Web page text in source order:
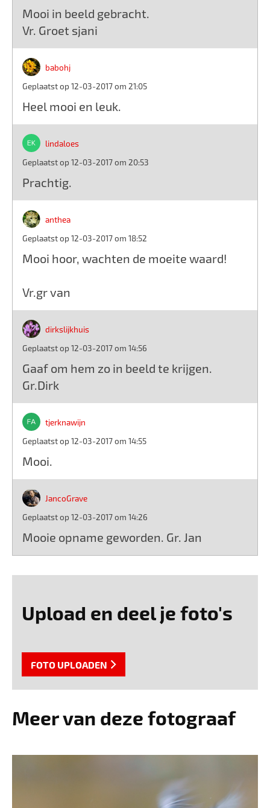
Mooi in beeld gebracht.
Vr. Groet sjani
babohj
Geplaatst op 12-03-2017 om 21:05
Heel mooi en leuk.
lindaloes
Geplaatst op 12-03-2017 om 20:53
Prachtig.
anthea
Geplaatst op 12-03-2017 om 18:52
Mooi hoor, wachten de moeite waard!
Vr.gr van
dirkslijkhuis
Geplaatst op 12-03-2017 om 14:56
Gaaf om hem zo in beeld te krijgen.
Gr.Dirk
tjerknawijn
Geplaatst op 12-03-2017 om 14:55
Mooi.
JancoGrave
Geplaatst op 12-03-2017 om 14:26
Mooie opname geworden. Gr. Jan
Upload en deel je foto's
FOTO UPLOADEN
Meer van deze fotograaf